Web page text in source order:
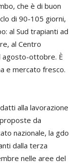
che è di buon
di 90-105 giorni,
al Sud trapianti ad
al Centro
agosto-ottobre. È
e mercato fresco.
alla lavorazione
da
nazionale, la gdo
dalla terza
nelle aree del